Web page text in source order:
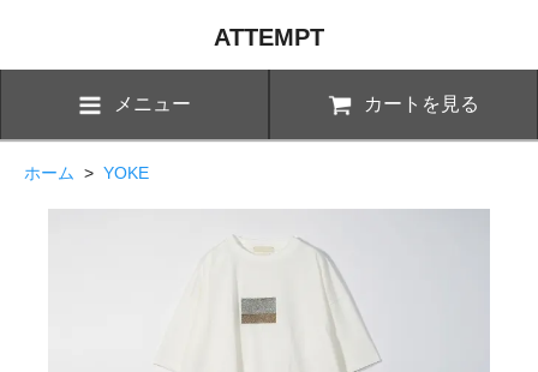
ATTEMPT
メニュー カートを見る
ホーム > YOKE